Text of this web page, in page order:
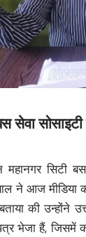
सेवा
महानगर सिटी
ने आज मीडिया
की उन्होंने
भेजा हैं, जिसमें